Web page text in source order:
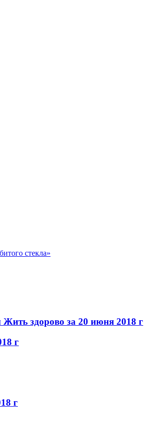
стекла»
здорово за 20 июня 2018 г
г
г